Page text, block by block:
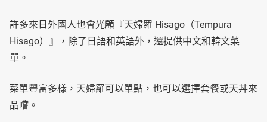
許多來日外國人也會光顧『天婦羅 Hisago（Tempura
Hisago）』，除了日語和英語外，還提供中文和韓文菜
單。
菜單豐富多樣，天婦羅可以單點，也可以選擇套餐或天丼來
品嚐。